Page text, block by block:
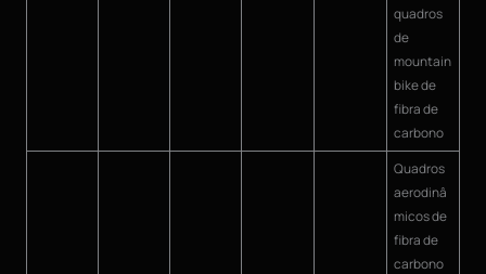
quadros
de
mountain
bike de
fibra de
carbono
Quadros
aerodinâ
micos de
fibra de
carbono